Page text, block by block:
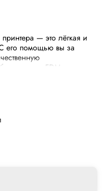
— это лёгкая и
его помощью вы за
FDM-принтеру
для качественной
FDM-принтерами.